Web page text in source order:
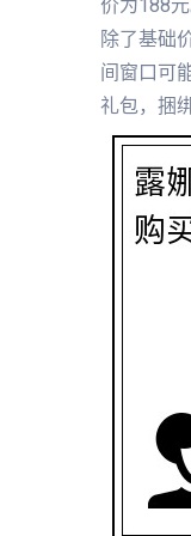
价为188
除了基础
间窗口可
礼包，捆